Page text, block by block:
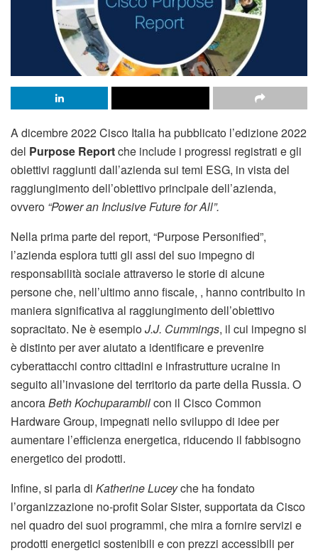
A dicembre 2022 Cisco Italia ha pubblicato l’edizione 2022
del Purpose Reportche include i progressi registrati e gli
obiettivi raggiunti dall’azienda sui temi ESG, in vista del
raggiungimento dell’obiettivo principale dell’azienda,
ovvero “Power an Inclusive Future for All”.
Nella prima parte del report, “Purpose Personified”,
l’azienda esplora tutti gli assi del suo impegno di
responsabilità sociale attraverso le storie di alcune
persone che, nell’ultimo anno fiscale, , hanno contribuito in
maniera significativa al raggiungimento dell’obiettivo
sopracitato. Ne è esempioJ.J. Cummings, il cui impegno si
è distinto per aver aiutato a identificare e prevenire
cyberattacchi contro cittadini e infrastrutture ucraine in
seguito all’invasione del territorio da parte della Russia. O
ancoraBeth Kochuparambilcon il Cisco Common
Hardware Group, impegnati nello sviluppo di idee per
aumentare l’efficienza energetica, riducendo il fabbisogno
energetico dei prodotti.
Infine, si parla di Katherine Luceyche ha fondato
l’organizzazione no-profit Solar Sister, supportata da Cisco
nel quadro dei suoi programmi, che mira a fornire servizi e
prodotti energetici sostenibili e con prezzi accessibili per